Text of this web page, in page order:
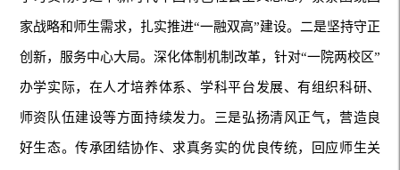
家战略和师生需求，扎实推进“一融双高”建设。二是坚持守正
创新，服务中心大局。深化体制机制改革，针对“一院两校区”
办学实际，在人才培养体系、学科平台发展、有组织科研、
师资队伍建设等方面持续发力。三是弘扬清风正气，营造良
好生态。传承团结协作、求真务实的优良传统，回应师生关